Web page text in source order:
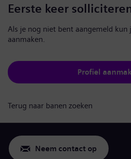
Eerste keer
Als je nog niet bent aangemeld kun
aanmaken.
Profiel
Terug naar banen zoeken
Neem contact op